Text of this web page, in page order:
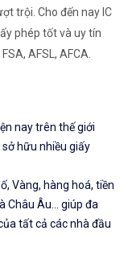
trội. Cho đến nay IC
phép tốt và uy tín
AFSL, AFCA.
nay trên thế giới
hữu nhiều giấy
Vàng, hàng hoá, tiền
Châu Âu... giúp đa
tất cả các nhà đầu